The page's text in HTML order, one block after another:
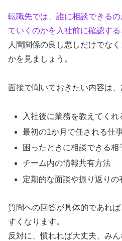
転職先では、誰に相談できる
ていくのかを入社前に確認する
人間関係の良し悪しだけでな
かを見ましょう。
面接で聞いておきたい内容は、
入社後に業務を教えてく
最初の1か月で任される仕
困ったときに相談できる相
チーム内の情報共有方法
定期的な面談や振り返りの
質問への回答が具体的であれ
すくなります。
反対に、慣れれば大丈夫、み